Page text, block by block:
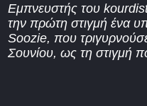
Εμπνευστής του
την πρώτη στιγμή ένα
Soozie, που
Σουνίου, ως τη στιγμή